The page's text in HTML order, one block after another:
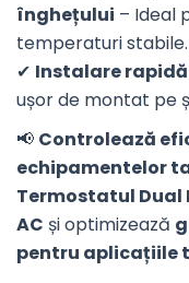
înghețului – Ideal
temperaturi stabile.
✔ Instalare
ușor de montat pe
📢 Controlează
echipamentelor
Termostatul Dual
AC și optimizează
pentru aplicațiile